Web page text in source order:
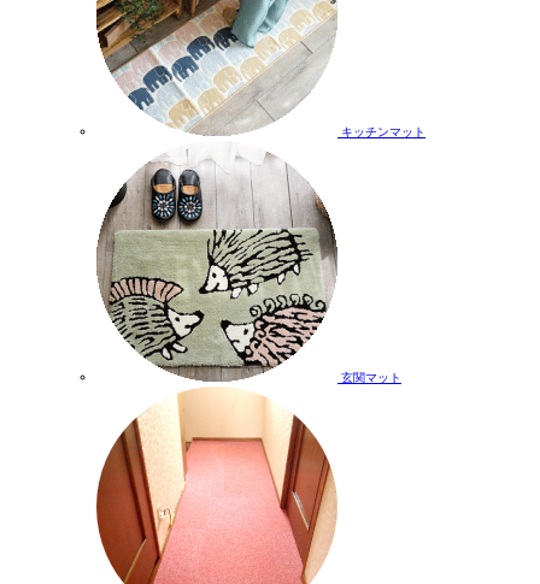
キッチンマット
玄関マット